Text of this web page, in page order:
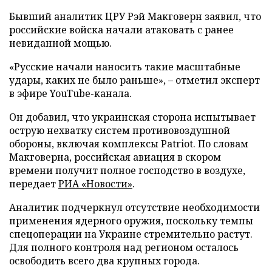
Бывший аналитик ЦРУ Рэй Макговерн заявил, что
российские войска начали атаковать с ранее
невиданной мощью.
«Русские начали наносить такие масштабные
удары, каких не было раньше», – отметил эксперт
в эфире YouTube-канала.
Он добавил, что украинская сторона испытывает
острую нехватку систем противовоздушной
обороны, включая комплексы Patriot. По словам
Макговерна, российская авиация в скором
времени получит полное господство в воздухе,
передаетРИА «Новости».
Аналитик подчеркнул отсутствие необходимости
применения ядерного оружия, поскольку темпы
спецоперации на Украине стремительно растут.
Для полного контроля над регионом осталось
освободить всего два крупных города.